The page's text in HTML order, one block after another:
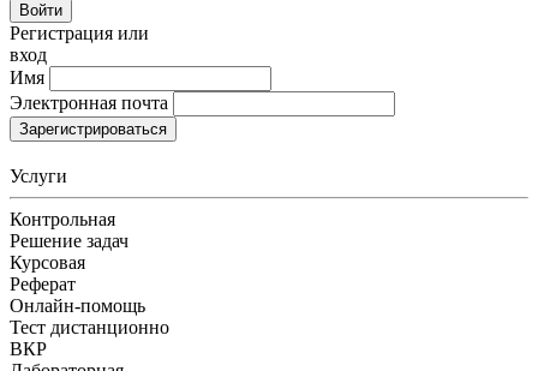
Войти
Регистрация или
вход
Имя
Электронная почта
Зарегистрироваться
Услуги
Контрольная
Решение задач
Курсовая
Реферат
Онлайн-помощь
Тест дистанционно
ВКР